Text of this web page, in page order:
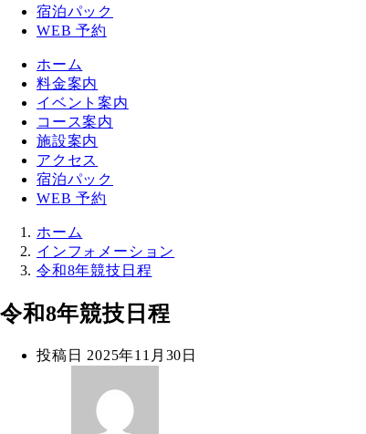
宿泊パック
WEB 予約
ホーム
料金案内
イベント案内
コース案内
施設案内
アクセス
宿泊パック
WEB 予約
ホーム
インフォメーション
令和8年競技日程
令和8年競技日程
投稿日 2025年11月30日